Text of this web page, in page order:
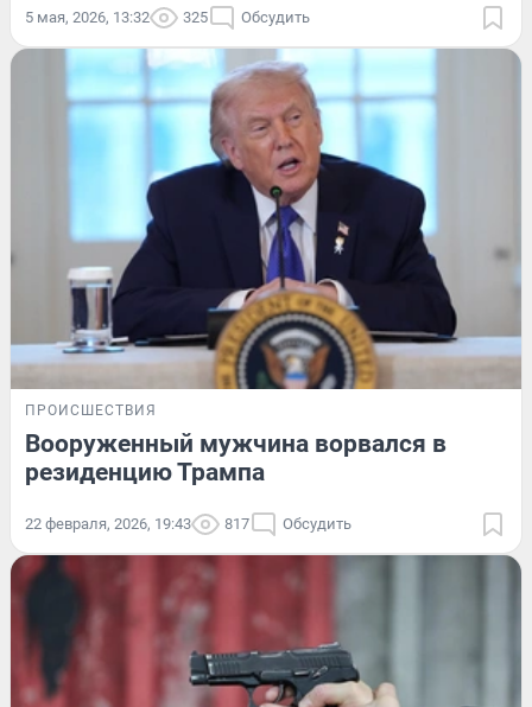
5 мая, 2026, 13:32 325 Обсудить
ПРОИСШЕСТВИЯ
Вооруженный мужчина ворвался в
резиденцию Трампа
22 февраля, 2026, 19:43 817 Обсудить